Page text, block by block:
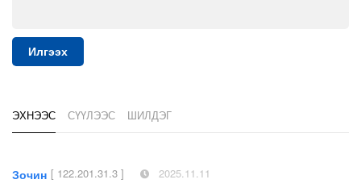
Илгээх
ЭХНЭЭС СҮҮЛЭЭС ШИЛДЭГ
Зочин [ 122.201.31.3 ] 2025.11.11